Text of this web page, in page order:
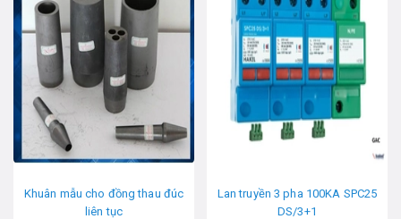
Khuân mẫu cho đồng thau đúc
liên tục
Lan truyền 3 pha 100KA SPC25
DS/3+1